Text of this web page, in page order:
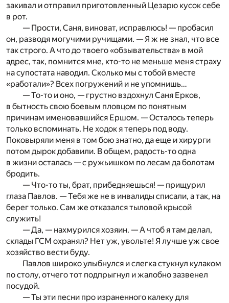
закивал и отправил приготовленный Цезарю кусок себе
в рот.
— Прости, Саня, виноват, исправлюсь! — пробасил
он, разводя могучими ручищами. — Я ж не знал, что все
так строго. А что до твоего «обзывательства» в мой
адрес, так, помнится мне, кто-то не меньше меня страху
на супостата наводил. Сколько мы с тобой вместе
«работали»? Всех погружений и не упомнишь…
— То-то и оно, — грустно вздохнул Саня Ерков,
в бытность свою боевым пловцом по понятным
причинам именовавшийся Ершом. — Осталось теперь
только вспоминать. Не ходок я теперь под воду.
Поковыряли меня в том бою знатно, да еще и хирурги
потом дырок добавили. В общем, радость-то одна
в жизни осталась — с ружьишком по лесам да болотам
бродить.
— Что-то ты, брат, прибедняешься! — прищурил
глаза Павлов. — Тебя же не в инвалиды списали, а так, на
берег только. Сам же отказался тыловой крысой
служить!
— Да, — нахмурился хозяин. — А чтоб я там делал,
склады ГСМ охранял? Нет уж, увольте! Я лучше уж свое
хозяйство вести буду.
Павлов широко улыбнулся и слегка стукнул кулаком
по столу, отчего тот подпрыгнул и жалобно зазвенел
посудой.
— Ты эти песни про израненного калеку для